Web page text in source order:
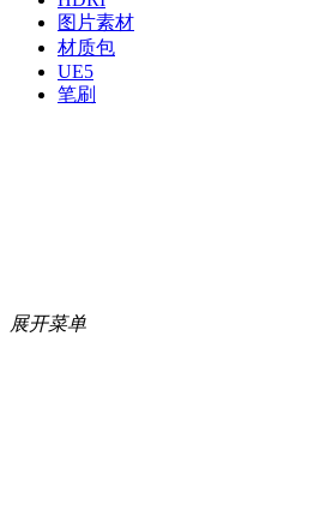
图片素材
材质包
UE5
笔刷
展开菜单